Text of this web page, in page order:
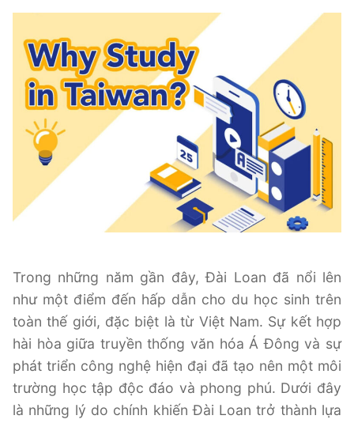
Trong những năm gần đây, Đài Loan đã nổi lên
như một điểm đến hấp dẫn cho du học sinh trên
toàn thế giới, đặc biệt là từ Việt Nam. Sự kết hợp
hài hòa giữa truyền thống văn hóa Á Đông và sự
phát triển công nghệ hiện đại đã tạo nên một môi
trường học tập độc đáo và phong phú. Dưới đây
là những lý do chính khiến Đài Loan trở thành lựa